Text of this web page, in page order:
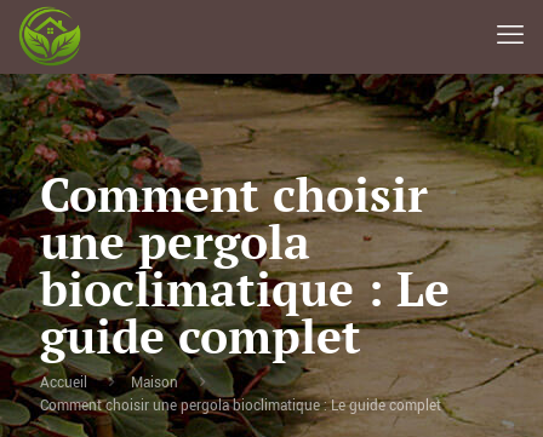
Comment choisir
une pergola
bioclimatique : Le
guide complet
Accueil
Maison
Comment choisir une pergola bioclimatique : Le guide complet